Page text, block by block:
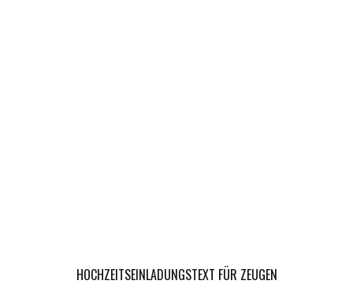
HOCHZEITSEINLADUNGSTEXT FÜR ZEUGEN